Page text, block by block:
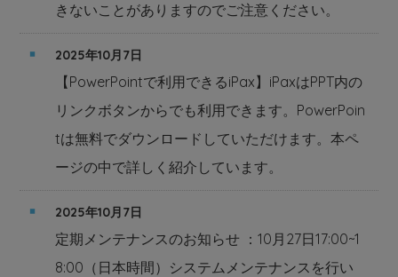
きないことがありますのでご注意ください。
2025年10月7日
【PowerPointで利用できるiPax】iPaxはPPT内の
リンクボタンからでも利用できます。PowerPoin
tは無料でダウンロードしていただけます。本ペ
ージの中で詳しく紹介しています。
2025年10月7日
定期メンテナンスのお知らせ ：10月27日17:00~1
8:00（日本時間）システムメンテナンスを行い